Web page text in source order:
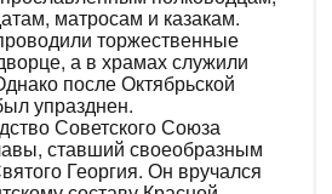
матросам и казакам.
торжественные
а в храмах служили
после Октябрьской
упразднен.
Советского Союза
ставший своеобразным
Георгия. Он вручался